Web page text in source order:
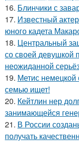
16. Блинчики с
17. Известный
юного кадета
18. Центральный
со своей девушкой
неожиданной
19. Метис
семью ищет!
20. Кейтлин нер
занимающейся
21. В России
получать